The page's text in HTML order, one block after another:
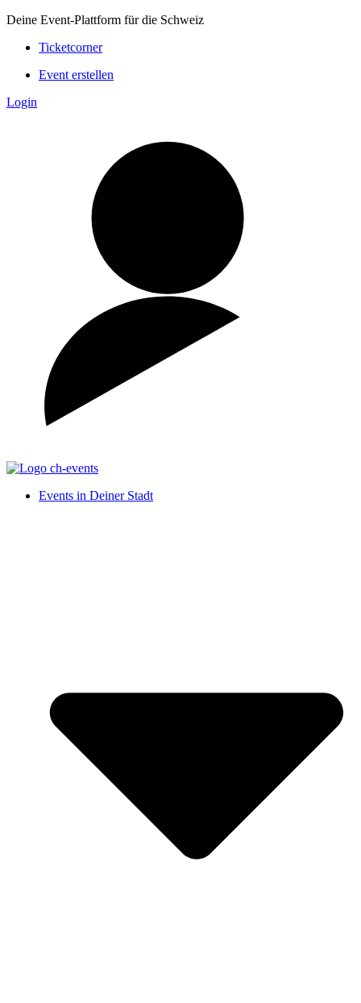
Deine Event-Plattform für die Schweiz
Ticketcorner
Event erstellen
Login
Events in Deiner Stadt